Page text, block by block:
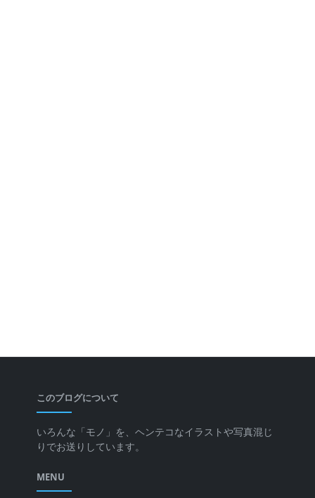
このブログについて
いろんな「モノ」を、ヘンテコなイラストや写真混じ
りでお送りしています。
MENU